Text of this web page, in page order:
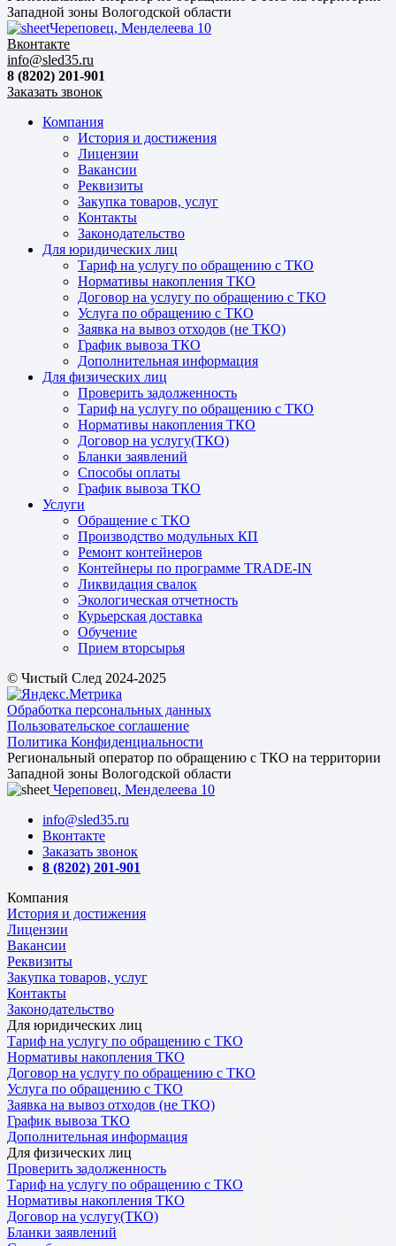
Западной зоны Вологодской области
Череповец, Менделеева 10
Вконтакте
info@sled35.ru
8 (8202) 201-901
Заказать звонок
Компания
История и достижения
Лицензии
Вакансии
Реквизиты
Закупка товаров, услуг
Контакты
Законодательство
Для юридических лиц
Тариф на услугу по обращению с ТКО
Нормативы накопления ТКО
Договор на услугу по обращению с ТКО
Услуга по обращению с ТКО
Заявка на вывоз отходов (не ТКО)
График вывоза ТКО
Дополнительная информация
Для физических лиц
Проверить задолженность
Тариф на услугу по обращению с ТКО
Нормативы накопления ТКО
Договор на услугу(ТКО)
Бланки заявлений
Способы оплаты
График вывоза ТКО
Услуги
Обращение с ТКО
Производство модульных КП
Ремонт контейнеров
Контейнеры по программе TRADE-IN
Ликвидация свалок
Экологическая отчетность
Курьерская доставка
Обучение
Прием вторсырья
© Чистый След 2024-2025
Обработка персональных данных
Пользовательское соглашение
Политика Конфиденциальности
Региональный оператор по обращению с ТКО на территории
Западной зоны Вологодской области
Череповец, Менделеева 10
info@sled35.ru
Вконтакте
Заказать звонок
8 (8202) 201-901
Компания
История и достижения
Лицензии
Вакансии
Реквизиты
Закупка товаров, услуг
Контакты
Законодательство
Для юридических лиц
Тариф на услугу по обращению с ТКО
Нормативы накопления ТКО
Договор на услугу по обращению с ТКО
Услуга по обращению с ТКО
Заявка на вывоз отходов (не ТКО)
График вывоза ТКО
Дополнительная информация
Для физических лиц
Проверить задолженность
Тариф на услугу по обращению с ТКО
Нормативы накопления ТКО
Договор на услугу(ТКО)
Бланки заявлений